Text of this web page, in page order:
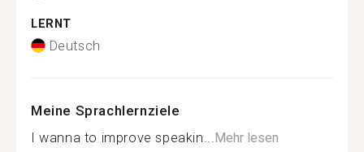
LERNT
Deutsch
Meine Sprachlernziele
I wanna to improve speakin... Mehr lesen